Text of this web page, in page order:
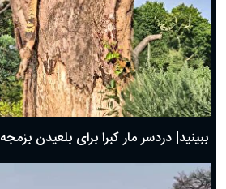
ببینید| دردسر مار کبرا برای بلعیدن بزمجه